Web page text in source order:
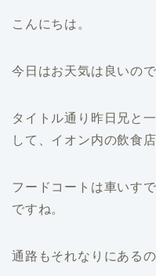
こんにちは。
今日はお天気は良いの
タイトル通り昨日兄と
して、イオン内の飲食
フードコートは車いす
ですね。
通路もそれなりにあるの